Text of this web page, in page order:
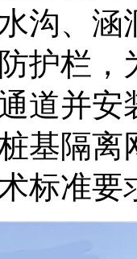
沟、
护栏
道并
基隔
标准